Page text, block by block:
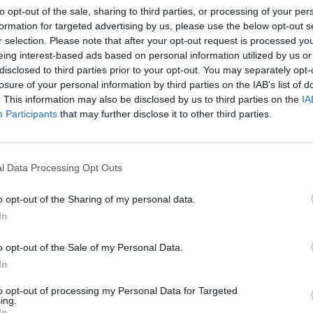
opt-out of the sale, sharing to third parties, or processing of your
for targeted advertising by us, please use the below opt-out
selection. Please note that after your opt-out request is processed
interest-based ads based on personal information utilized by us
to third parties prior to your opt-out. You may separately
of your personal information by third parties on the IAB’s list of
This information may also be disclosed by us to third parties on the
Participants that may further disclose it to other third parties.
Data Processing Opt Outs
opt-out of the Sharing of my personal data.
opt-out of the Sale of my Personal Data.
opt-out of processing my Personal Data for Targeted
fichaje de Anteto, sino que tienen dos balas en la
no se descarta que quiera salir de unos Pacers
arriesgada, pero muy atractiva, es apostar por
están suscitando gran ilusión en toda la